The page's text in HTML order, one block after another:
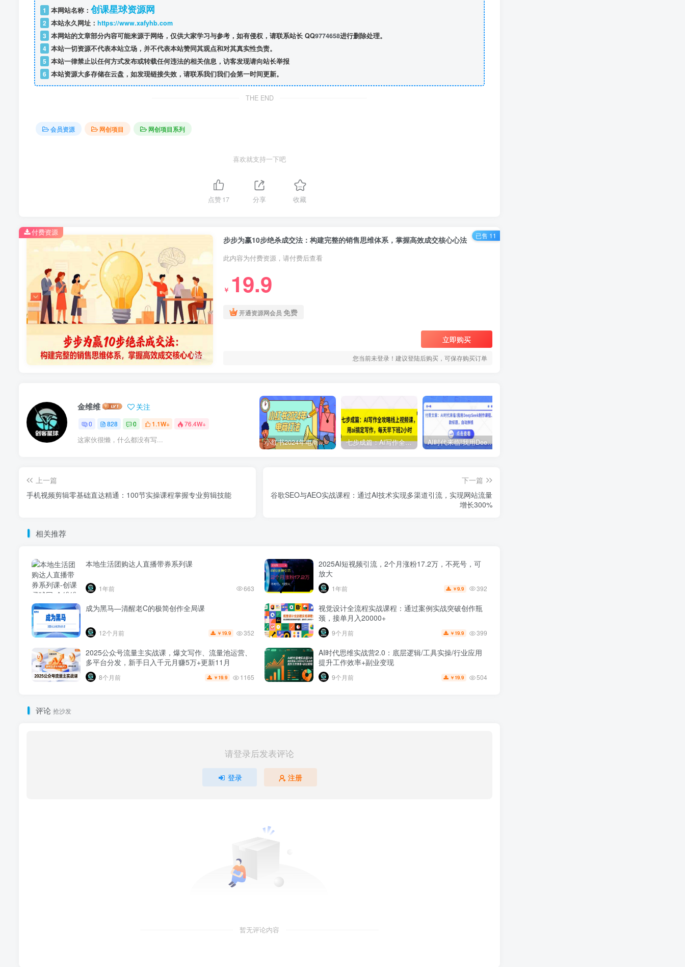
1 本网站名称： 创课星球资源网
2 本站永久网址： https://www.xafyhb.com
3 本网站的文章部分内容可能来源于网络，仅供大家学习与参考，如有侵权，请联系站长 QQ9774658进行删除处理。
4 本站一切资源不代表本站立场，并不代表本站赞同其观点和对其真实性负责。
5 本站一律禁止以任何方式发布或转载任何违法的相关信息，访客发现请向站长举报
6 本站资源大多存储在云盘，如发现链接失效，请联系我们我们会第一时间更新。
THE END
会员资源 网创项目 网创项目系列
喜欢就支持一下吧
点赞17 分享 收藏
步步为赢10步绝杀成交法：构建完整的销售思维体系，掌握高效成交核心心法
此内容为付费资源，请付费后查看
￥ 19.9
开通资源网会员 免费
立即购买
您当前未登录！建议登陆后购买，可保存购买订单
付费资源 已售 11
金维维 关注
0 828 0 1.1W+ 76.4W+
这家伙很懒，什么都没有写... 小红书2024年电商打法，手把手教你如何打爆小红书店铺 七步成篇：AI写作全攻略线上视频课，用ai搞定写作，每天早下班2小时 AI时代来临!我用DeepSeek制作课程、爆款标题，自动挣钱
上一篇
手机视频剪辑零基础直达精通：100节实操课程掌握专业剪辑技能
下一篇
谷歌SEO与AEO实战课程：通过AI技术实现多渠道引流，实现网站流量
增长300%
相关推荐
本地生活团购达人直播带券系列课
1年前 663
2025AI短视频引流，2个月涨粉17.2万，不死号，可
放大
1年前 ￥9.9 392
成为黑马—清醒老C的极简创作全局课
12个月前 ￥ 19.9 352
视觉设计全流程实战课程：通过案例实战突破创作瓶
颈，接单月入20000+
9个月前 ￥ 19.9 399
2025公众号流量主实战课，爆文写作、流量池运营、
多平台分发，新手日入千元月赚5万+更新11月
8个月前 ￥ 19.9 1165
AI时代思维实战营2.0：底层逻辑/工具实操/行业应用
提升工作效率+副业变现
9个月前 ￥ 19.9 504
评论 抢沙发
请登录后发表评论
登录 注册
暂无评论内容